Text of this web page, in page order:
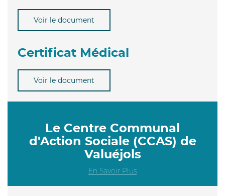
Voir le document
Certificat Médical
Voir le document
Le Centre Communal
d'Action Sociale (CCAS) de
Valuéjols
En Savoir Plus